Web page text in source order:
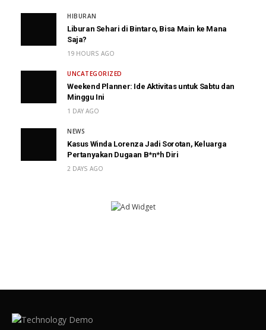
HIBURAN
Liburan Sehari di Bintaro, Bisa Main ke Mana
Saja?
19 HOURS AGO
UNCATEGORIZED
Weekend Planner: Ide Aktivitas untuk Sabtu dan
Minggu Ini
1 DAY AGO
NEWS
Kasus Winda Lorenza Jadi Sorotan, Keluarga
Pertanyakan Dugaan B*n*h Diri
2 DAYS AGO